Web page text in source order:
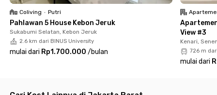
Unit Rukita Residence Tawakal Tomang dikelilingi oleh :
Pusat Perkantoran
- APL Tower 2.6 km
Coliving • Putri
Pahlawan 5 House Kebon Jeruk
Sukabumi Selatan, Kebon Jeruk
2.6 km dari BINUS University
mulai dari Rp1.700.000 /bulan
View #3
Kenari,
726 m
mulai dari